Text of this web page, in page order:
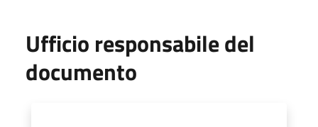
Ufficio responsabile del
documento